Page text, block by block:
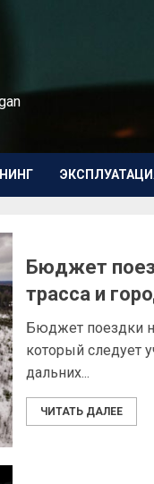
Бюджет
трасса и
Бюджет поездки
который следует
дальних...
ЧИТАТЬ ДАЛЕЕ